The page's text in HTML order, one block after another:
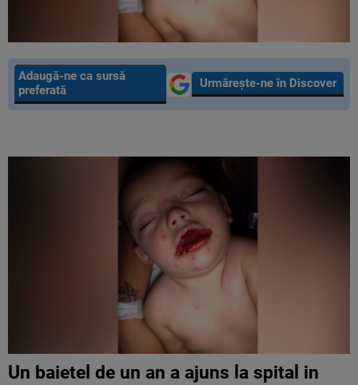
Adaugă-ne ca sursă
preferată
Urmărește-ne în Discover
Un baietel de un an a ajuns la spital in